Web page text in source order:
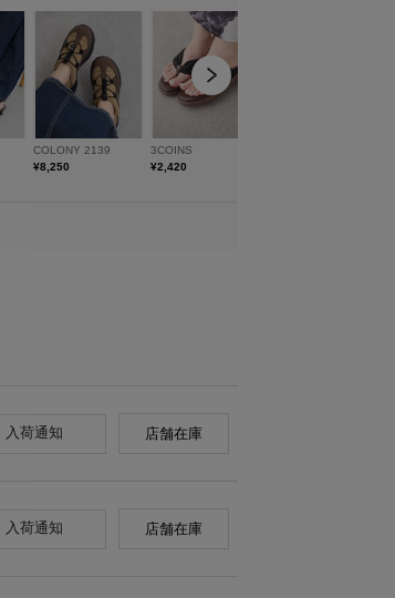
入荷通知 店舗在庫
入荷通知 店舗在庫